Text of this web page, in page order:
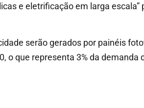
e eletrificação em larga escala”
serão gerados por painéis
o que representa 3% da demanda